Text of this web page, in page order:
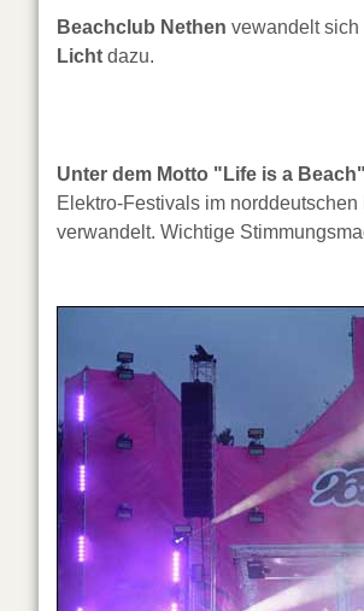
Beachclub Nethen vewandelt sich
Licht dazu.
Unter dem Motto "Life is a
Elektro-Festivals im
verwandelt. Wichtige